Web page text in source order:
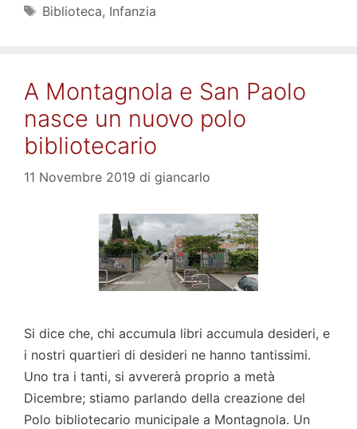
Tag
Biblioteca, Infanzia
A Montagnola e San Paolo
nasce un nuovo polo
bibliotecario
11 Novembre 2019 di giancarlo
Si dice che, chi accumula libri accumula desideri, e
i nostri quartieri di desideri ne hanno tantissimi.
Uno tra i tanti, si avvererà proprio a metà
Dicembre; stiamo parlando della creazione del
Polo bibliotecario municipale a Montagnola. Un